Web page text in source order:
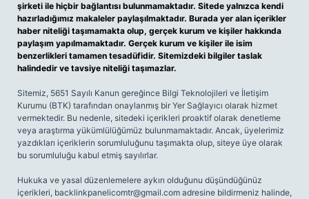
şirketi ile hiçbir bağlantısı bulunmamaktadır. Sitede yalnızca kendi
hazırladığımız makaleler paylaşılmaktadır. Burada yer alan içerikler
haber niteliği taşımamakta olup, gerçek kurum ve kişiler hakkında
paylaşım yapılmamaktadır. Gerçek kurum ve kişiler ile isim
benzerlikleri tamamen tesadüfidir. Sitemizdeki bilgiler taslak
halindedir ve tavsiye niteliği taşımazlar.
Sitemiz, 5651 Sayılı Kanun gereğince Bilgi Teknolojileri ve İletişim
Kurumu (BTK) tarafından onaylanmış bir Yer Sağlayıcı olarak hizmet
vermektedir. Bu nedenle, sitedeki içerikleri proaktif olarak denetleme
veya araştırma yükümlülüğümüz bulunmamaktadır. Ancak, üyelerimiz
yazdıkları içeriklerin sorumluluğunu taşımakta olup, siteye üye olarak
bu sorumluluğu kabul etmiş sayılırlar.
Hukuka ve yasal düzenlemelere aykırı olduğunu düşündüğünüz
içerikleri, backlinkpanelicomtr@gmail.com adresine bildirmeniz halinde,